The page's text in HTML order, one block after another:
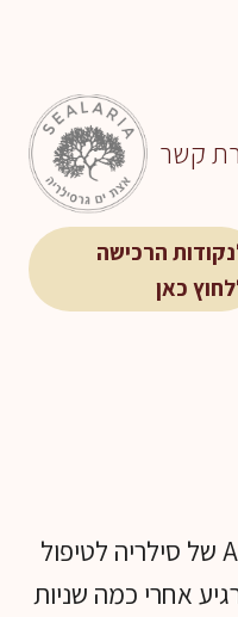
קשר
הרכישה
כאן
ממליצה על השימוש ב A-gel של סילריה לטיפול
אחרי כמה שניות